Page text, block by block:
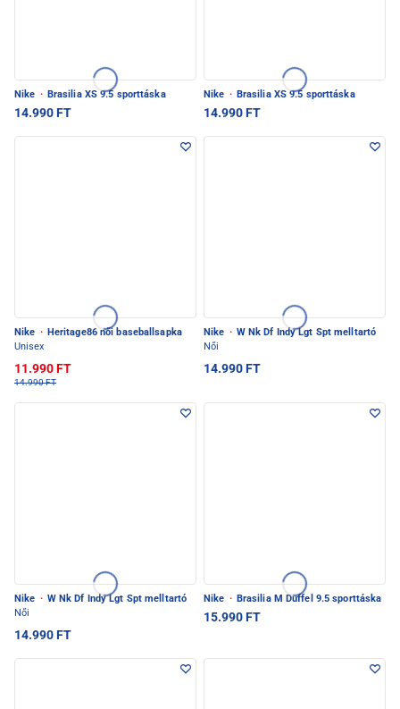
Nike · Brasilia XS 9.5 sporttáska
14.990 FT
Nike · Brasilia XS 9.5 sporttáska
14.990 FT
Nike · Heritage86 női baseballsapka
Unisex
11.990 FT
14.990 FT
Nike · W Nk Df Indy Lgt Spt melltartó
Női
14.990 FT
Nike · W Nk Df Indy Lgt Spt melltartó
Női
14.990 FT
Nike · Brasilia M Duffel 9.5 sporttáska
15.990 FT